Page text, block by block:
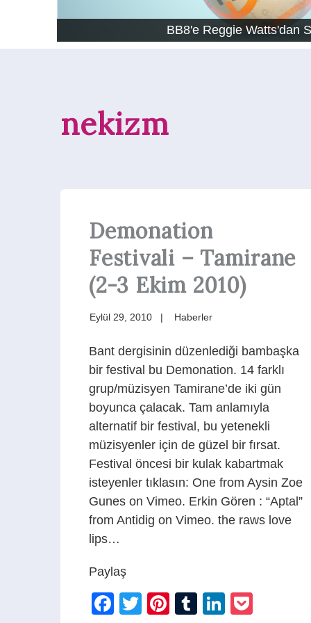
BB8'e Reggie Watts'dan
nekizm
Demonation
Festivali – Tamirane
(2-3 Ekim 2010)
Eylül 29, 2010 Haberler
Bant dergisinin düzenlediği bambaşka
bir festival bu Demonation. 14 farklı
grup/müzisyen Tamirane’de iki gün
boyunca çalacak. Tam anlamıyla
alternatif bir festival, bu yetenekli
müzisyenler için de güzel bir fırsat.
Festival öncesi bir kulak kabartmak
isteyenler tıklasın: One from Aysin Zoe
Gunes on Vimeo. Erkin Gören : “Aptal”
from Antidig on Vimeo. the raws love
lips…
Paylaş
Facebook
TwitterPinterest
TumblrLinkedIn